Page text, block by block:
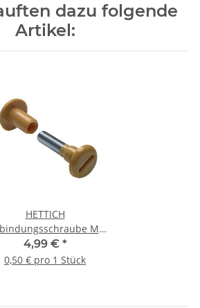
dazu folgende
Artikel:
HETTICH
M6,
40 mm, beige, 10 Stück
4,99 € *
0,50 € pro 1 Stück